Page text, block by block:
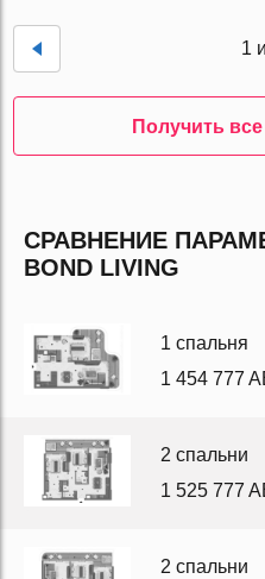
Получить
1
СРАВНЕНИЕ
BOND LIVING
1 спальня
1 454 777
2 спальни
1 525 777
2 спальни